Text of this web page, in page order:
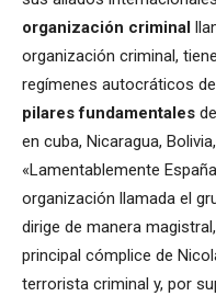
organización criminal
organización criminal,
regímenes autocráticos
pilares fundamentales
en cuba, Nicaragua,
«Lamentablemente
organización llamada el
dirige de manera
principal cómplice de
terrorista criminal y, por